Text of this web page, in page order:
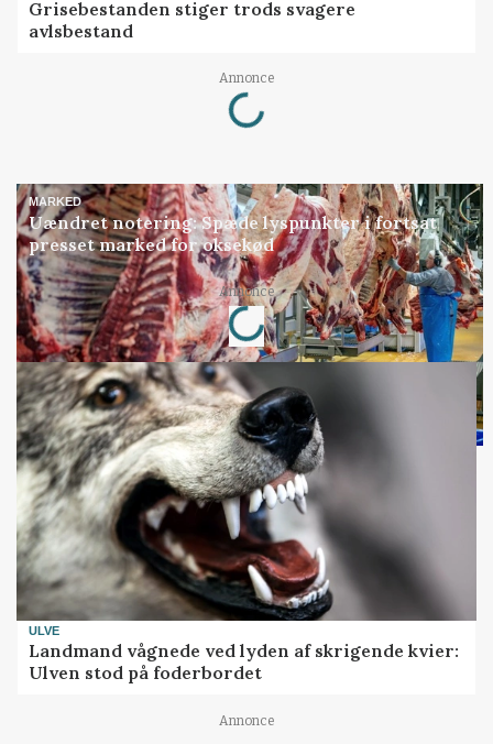
Grisebestanden stiger trods svagere
avlsbestand
Annonce
Loading...
MARKED
Uændret notering: Spæde lyspunkter i fortsat
presset marked for oksekød
Annonce
Loading...
ULVE
Landmand vågnede ved lyden af skrigende kvier:
Ulven stod på foderbordet
Annonce